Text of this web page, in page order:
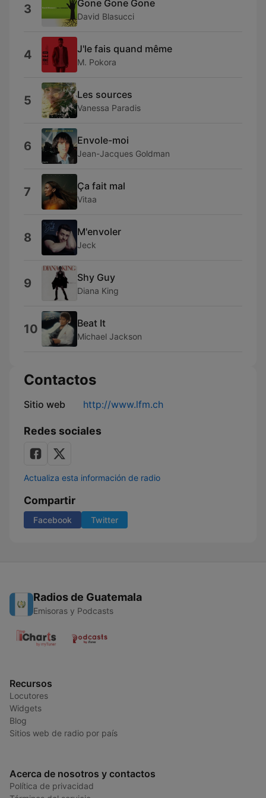
3 Gone Gone Gone
David Blasucci
4 J'le fais quand même
M. Pokora
5 Les sources
Vanessa Paradis
6 Envole-moi
Jean-Jacques Goldman
7 Ça fait mal
Vitaa
8 M'envoler
Jeck
9 Shy Guy
Diana King
10 Beat It
Michael Jackson
Contactos
Sitio web http://www.lfm.ch
Redes sociales
Actualiza esta información de radio
Compartir
Facebook Twitter
Radios de Guatemala
Emisoras y Podcasts
Recursos
Locutores
Widgets
Blog
Sitios web de radio por país
Acerca de nosotros y contactos
Política de privacidad